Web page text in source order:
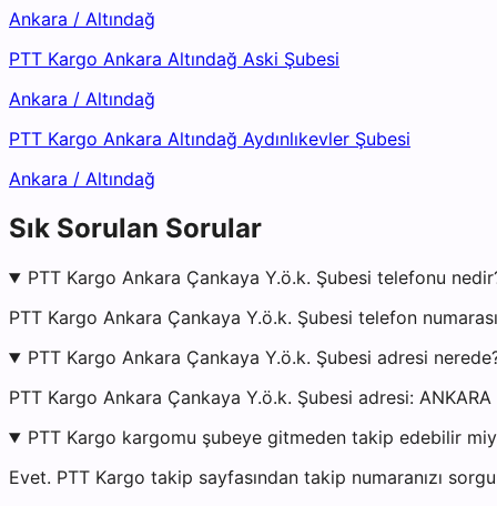
Ankara / Altındağ
PTT Kargo Ankara Altındağ Aski Şubesi
Ankara / Altındağ
PTT Kargo Ankara Altındağ Aydınlıkevler Şubesi
Ankara / Altındağ
Sık Sorulan Sorular
PTT Kargo Ankara Çankaya Y.ö.k. Şubesi telefonu
PTT Kargo Ankara Çankaya Y.ö.k. Şubesi telefon
PTT Kargo Ankara Çankaya Y.ö.k. Şubesi adresi
PTT Kargo Ankara Çankaya Y.ö.k. Şubesi adresi: ANKARA
PTT Kargo kargomu şubeye gitmeden takip edebilir
Evet. PTT Kargo takip sayfasından takip numaranızı